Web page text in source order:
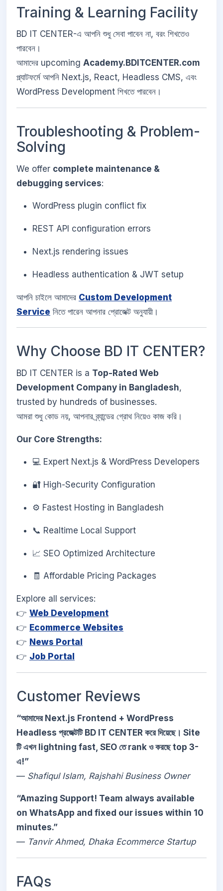
Training & Learning Facility
BD IT CENTER-এ আপনি শুধু সেবা পাবেন না, বরং শিখতেও
পারবেন।
আমাদের upcoming Academy.BDITCENTER.com
প্ল্যাটফর্মে আপনি Next.js, React, Headless CMS, এবং
WordPress Development শিখতে পারবেন।
Troubleshooting & Problem-
Solving
We offer complete maintenance &
debugging services:
WordPress plugin conflict fix
REST API configuration errors
Next.js rendering issues
Headless authentication & JWT setup
আপনি চাইলে আমাদের Custom Development
Service নিতে পারেন আপনার প্রোজেক্ট অনুযায়ী।
Why Choose BD IT CENTER?
BD IT CENTER is a Top-Rated Web
Development Company in Bangladesh,
trusted by hundreds of businesses.
আমরা শুধু কোড নয়, আপনার ব্র্যান্ডের গ্রোথ নিয়েও কাজ করি।
Our Core Strengths:
💻 Expert Next.js & WordPress Developers
🔐 High-Security Configuration
⚙️ Fastest Hosting in Bangladesh
📞 Realtime Local Support
📈 SEO Optimized Architecture
🧾 Affordable Pricing Packages
Explore all services:
👉 Web Development
👉 Ecommerce Websites
👉 News Portal
👉 Job Portal
Customer Reviews
“আমাদের Next.js Frontend + WordPress
Headless প্রজেক্টটি BD IT CENTER করে দিয়েছে। Site
টি এখন lightning fast, SEO তে rank ও করছে top 3-
এ!”
— Shafiqul Islam, Rajshahi Business Owner
“Amazing Support! Team always available
on WhatsApp and fixed our issues within 10
minutes.”
— Tanvir Ahmed, Dhaka Ecommerce Startup
FAQs